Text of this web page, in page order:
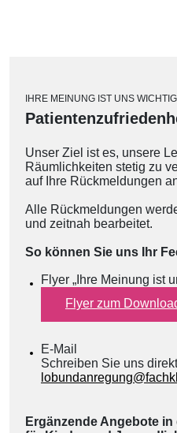
IHRE MEINUNG IST UNS WICHTIG
Unser Ziel ist es, unsere
Räumlichkeiten stetig zu
auf Ihre Rückmeldungen
Alle Rückmeldungen
und zeitnah bearbeitet.
So können Sie uns Ihr
Flyer „Ihre Meinung ist
Flyer zum
E-Mail
Schreiben Sie uns
Ergänzende Angebote